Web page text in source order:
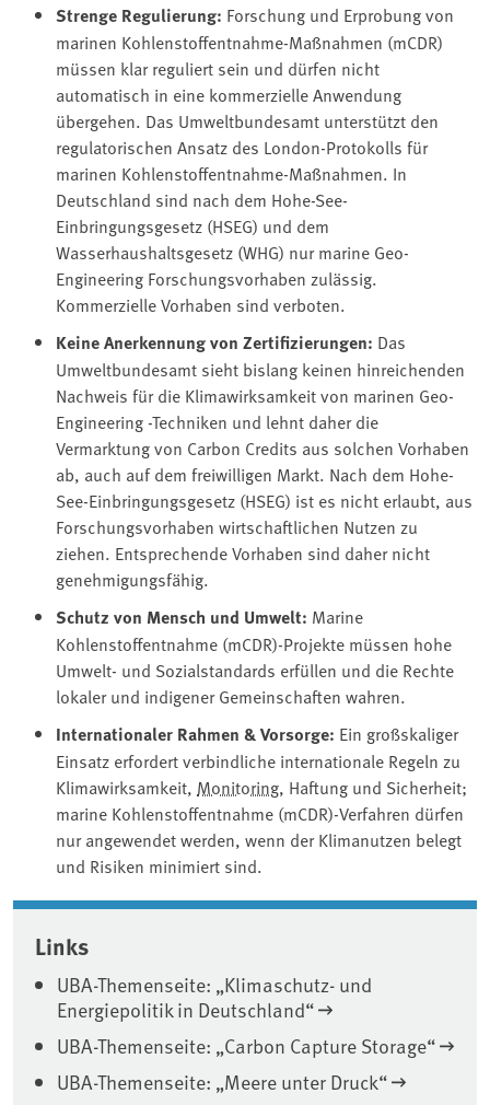
Strenge Regulierung: Forschung und Erprobung von
marinen Kohlenstoffentnahme-Maßnahmen (mCDR)
müssen klar reguliert sein und dürfen nicht
automatisch in eine kommerzielle Anwendung
übergehen. Das Umweltbundesamt unterstützt den
regulatorischen Ansatz des London-Protokolls für
marinen Kohlenstoffentnahme-Maßnahmen. In
Deutschland sind nach dem Hohe-See-
Einbringungsgesetz (HSEG) und dem
Wasserhaushaltsgesetz (WHG) nur marine Geo-
Engineering Forschungsvorhaben zulässig.
Kommerzielle Vorhaben sind verboten.
Keine Anerkennung von Zertifizierungen: Das
Umweltbundesamt sieht bislang keinen hinreichenden
Nachweis für die Klimawirksamkeit von marinen Geo-
Engineering -Techniken und lehnt daher die
Vermarktung von Carbon Credits aus solchen Vorhaben
ab, auch auf dem freiwilligen Markt. Nach dem Hohe-
See-Einbringungsgesetz (HSEG) ist es nicht erlaubt, aus
Forschungsvorhaben wirtschaftlichen Nutzen zu
ziehen. Entsprechende Vorhaben sind daher nicht
genehmigungsfähig.
Schutz von Mensch und Umwelt: Marine
Kohlenstoffentnahme (mCDR)-Projekte müssen hohe
Umwelt- und Sozialstandards erfüllen und die Rechte
lokaler und indigener Gemeinschaften wahren.
Internationaler Rahmen & Vorsorge: Ein großskaliger
Einsatz erfordert verbindliche internationale Regeln zu
Klimawirksamkeit, Monitoring, Haftung und Sicherheit;
marine Kohlenstoffentnahme (mCDR)-Verfahren dürfen
nur angewendet werden, wenn der Klimanutzen belegt
und Risiken minimiert sind.
Associated content
Links
UBA-Themenseite: „Klimaschutz- und
Energiepolitik in Deutschland“
UBA-Themenseite: „Carbon Capture Storage“
UBA-Themenseite: „Meere unter Druck“